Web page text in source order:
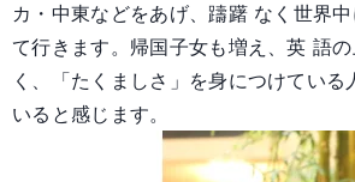
カ・中東などをあげ、躊躇 なく世界
て行きます。帰国子女も増え、英 語
く、「たくましさ」を身につけている
いると感じます。